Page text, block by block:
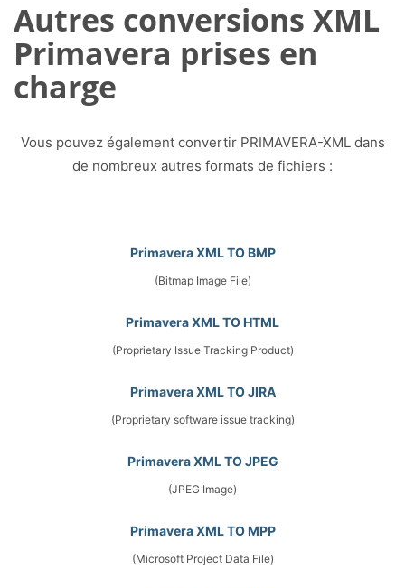
Autres conversions XML
Primavera prises en
charge
Vous pouvez également convertir PRIMAVERA-XML dans
de nombreux autres formats de fichiers :
Primavera XML TO BMP
(Bitmap Image File)
Primavera XML TO HTML
(Proprietary Issue Tracking Product)
Primavera XML TO JIRA
(Proprietary software issue tracking)
Primavera XML TO JPEG
(JPEG Image)
Primavera XML TO MPP
(Microsoft Project Data File)